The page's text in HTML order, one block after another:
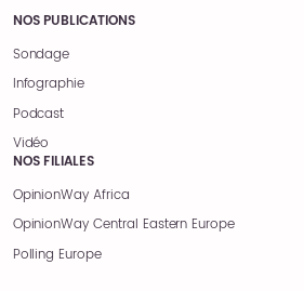
NOS PUBLICATIONS
Sondage
Infographie
Podcast
Vidéo
NOS FILIALES
OpinionWay Africa
OpinionWay Central Eastern Europe
Polling Europe